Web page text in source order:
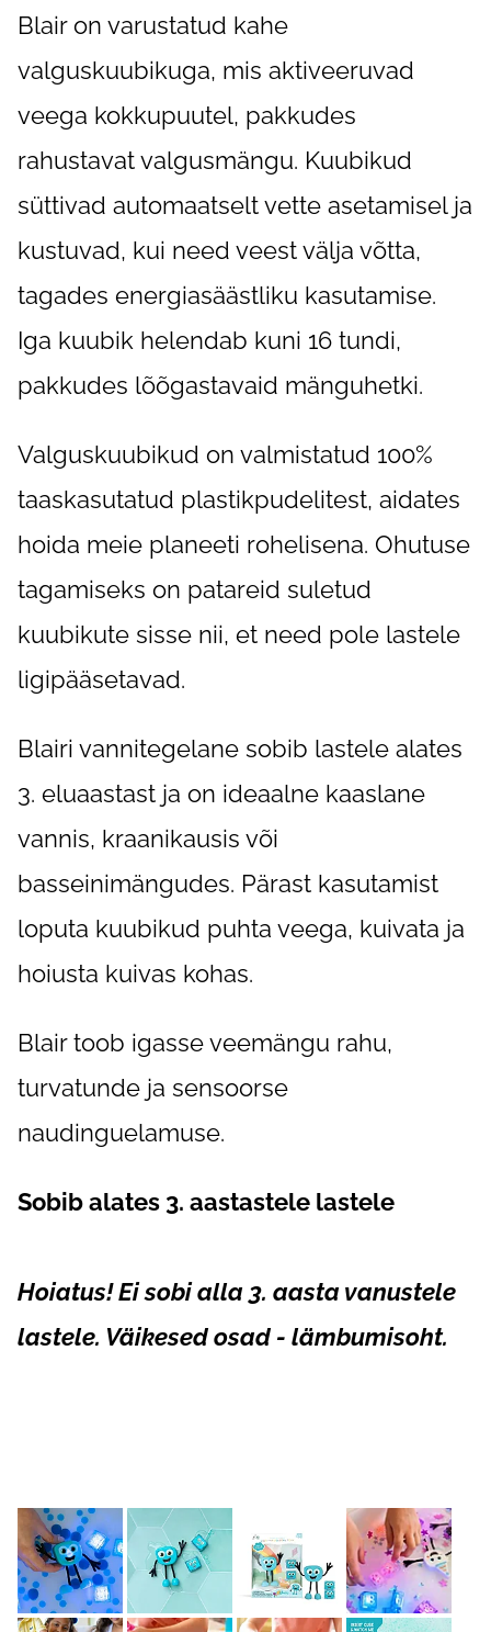
Blair on varustatud kahe
valguskuubikuga, mis aktiveeruvad
veega kokkupuutel, pakkudes
rahustavat valgusmängu. Kuubikud
süttivad automaatselt vette asetamisel ja
kustuvad, kui need veest välja võtta,
tagades energiasäästliku kasutamise.
Iga kuubik helendab kuni 16 tundi,
pakkudes lõõgastavaid mänguhetki.
Valguskuubikud on valmistatud 100%
taaskasutatud plastikpudelitest, aidates
hoida meie planeeti rohelisena. Ohutuse
tagamiseks on patareid suletud
kuubikute sisse nii, et need pole lastele
ligipääsetavad.
Blairi vannitegelane sobib lastele alates
3. eluaastast ja on ideaalne kaaslane
vannis, kraanikausis või
basseinimängudes. Pärast kasutamist
loputa kuubikud puhta veega, kuivata ja
hoiusta kuivas kohas.
Blair toob igasse veemängu rahu,
turvatunde ja sensoorse
naudinguelamuse.
Sobib alates 3. aastastele lastele
Hoiatus! Ei sobi alla 3. aasta vanustele
lastele. Väikesed osad - lämbumisoht.